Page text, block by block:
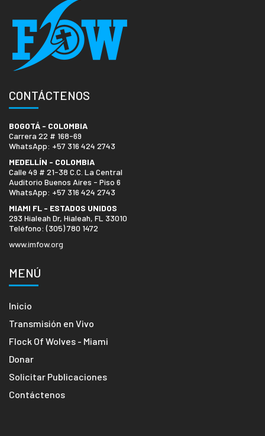
CONTÁCTENOS
BOGOTÁ - COLOMBIA
Carrera 22 # 168-69
WhatsApp: +57 316 424 2743
MEDELLÍN - COLOMBIA
Calle 49 # 21-38 C.C. La Central
Auditorio Buenos Aires - Piso 6
WhatsApp: +57 316 424 2743
MIAMI FL - ESTADOS UNIDOS
293 Hialeah Dr, Hialeah, FL 33010
Teléfono: (305) 780 1472
www.imfow.org
MENÚ
Inicio
Transmisión en Vivo
Flock Of Wolves - Miami
Donar
Solicitar Publicaciones
Contáctenos